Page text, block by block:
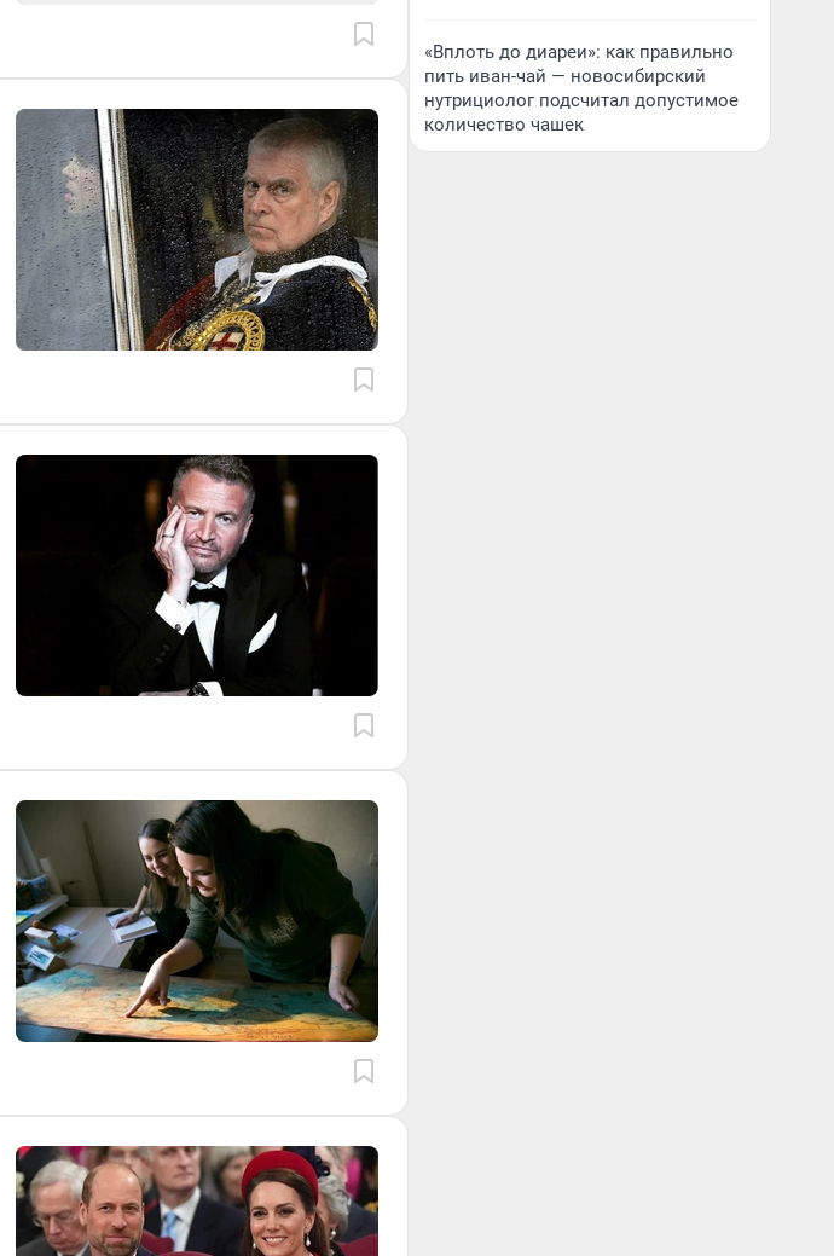
«Вплоть до диареи»: как правильно
пить иван-чай — новосибирский
нутрициолог подсчитал допустимое
количество чашек